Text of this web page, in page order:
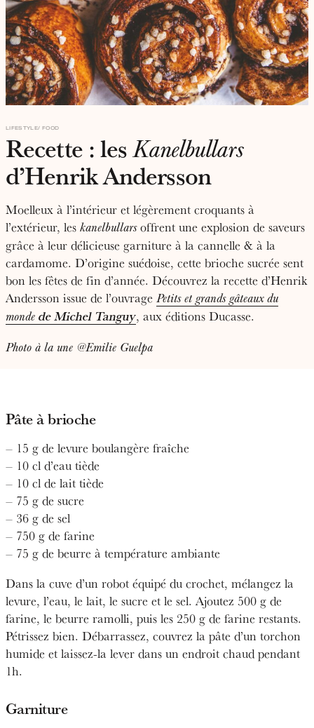
FOOD
LIFESTYLE
Recette : lesKanelbullars
d’Henrik Andersson
Moelleux à l’intérieur et légèrement croquants à
l’extérieur, les kanelbullarsoffrent une explosion de saveurs
grâce à leur délicieuse garniture à la cannelle & à la
cardamome. D’origine suédoise, cette brioche sucrée sent
bon les fêtes de fin d’année. Découvrez la recette d’Henrik
Andersson issue de l’ouvrage Petits et grands gâteaux du
monde de Michel Tanguy, aux éditions Ducasse.
Photo à la une @Emilie Guelpa
Pâte à brioche
– 15 g de levure boulangère fraîche
– 10 cl d’eau tiède
– 10 cl de lait tiède
– 75 g de sucre
– 36 g de sel
– 750 g de farine
– 75 g de beurre à température ambiante
Dans la cuve d’un robot équipé du crochet, mélangez la
levure, l’eau, le lait, le sucre et le sel. Ajoutez 500 g de
farine, le beurre ramolli, puis les 250 g de farine restants.
Pétrissez bien. Débarrassez, couvrez la pâte d’un torchon
humide et laissez-la lever dans un endroit chaud pendant
1h.
Garniture